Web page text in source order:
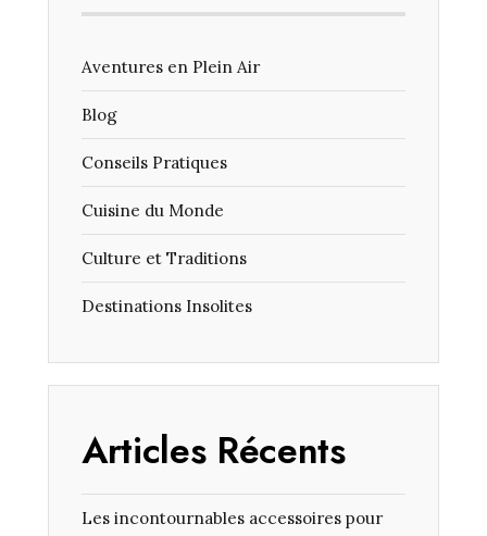
Aventures en Plein Air
Blog
Conseils Pratiques
Cuisine du Monde
Culture et Traditions
Destinations Insolites
Articles Récents
Les incontournables accessoires pour